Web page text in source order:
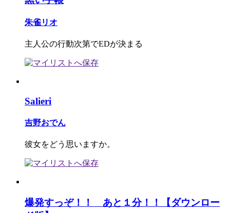
朱雀リオ
主人公の行動次第でEDが決まる
Salieri
吉野おでん
彼女をどう思いますか。
爆発すっぞ！！ あと１分！！【ダウンロー